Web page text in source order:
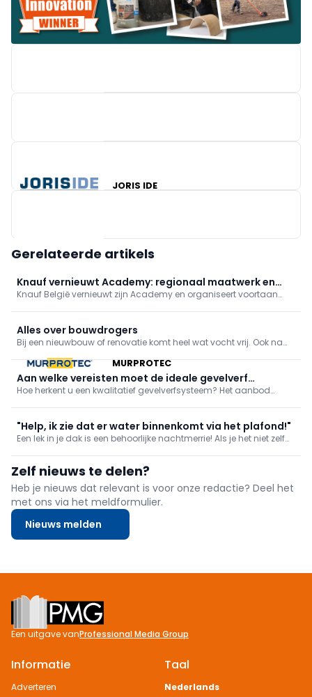
CONSTRIX
JORIS IDE
MURPROTEC
Gerelateerde artikels
Knauf vernieuwt Academy: regionaal maatwerk en
digitale modules
Knauf België vernieuwt zijn Academy en organiseert voortaan
digitalisering met online videomodules en meer maatwerk.
Alles over bouwdrogers
Bij een nieuwbouw of renovatie komt heel wat vocht vrij. Ook na
bouwdroger kan dat proces versnellen. Maar is zo'n toestel altijd
de juiste keuze? En waarop moet je letten als je er een wilt huren?
Aan welke vereisten moet de ideale gevelverf
voldoen?
Hoe herkent u een kwalitatief gevelverfsysteem? Het aanbod
letten bij uw verfkeuze? Wij lijsten voor u de belangrijkste eigen
"Help, ik zie dat er water binnenkomt via het plafond!"
Een lek in je dak is een behoorlijke nachtmerrie! Als je het niet zelf
zelf kan doen om erger te voorkomen.
Zelf nieuws te delen?
Heb je nieuws dat relevant is voor onze redactie? Deel het
met ons via het meldformulier.
Nieuws melden
Footer
Een uitgave vanProfessional Media Group
Informatie
Adverteren
Taal
Nederlands